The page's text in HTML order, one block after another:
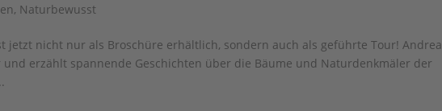
, Naturbewusst
jetzt nicht nur als Broschüre erhältlich, sondern auch als geführte Tour! Andrea
erzählt spannende Geschichten über die Bäume und Naturdenkmäler der